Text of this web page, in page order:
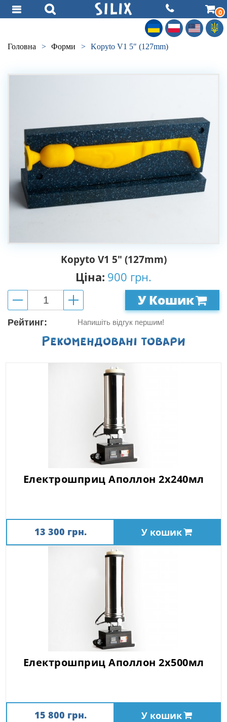
0
Головна > Форми > Kopyto V1 5" (127mm)
Kopyto V1 5" (127mm)
Ціна: 900 грн.
У Кошик
Рейтинг: Напишіть відгук першим!
Рекомендованi товари
Електрошприц Аполлон 2х240мл
13 300 грн. У кошик
Електрошприц Аполлон 2х500мл
15 800 грн. У кошик